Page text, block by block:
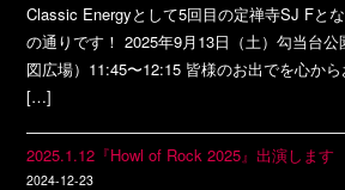
Classic Energyとして5回目の定禅寺SJ Fと
の通りです！ 2025年9月13日（土）勾当台
図広場）11:45〜12:15 皆様のお出でを心か
[…]
2025.1.12『Howl of Rock 2025』出演します
2024-12-23